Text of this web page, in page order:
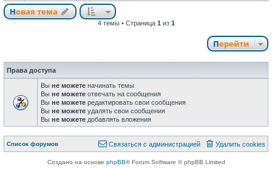
Новая тема
Новаятема
4 темы • Страница 1 из 1
Перейти
Права доступа
Вы не можете начинать темы
Вы не можете отвечать на сообщения
Вы не можете редактировать свои сообщения
Вы не можете удалять свои сообщения
Вы не можете добавлять вложения
Список форумов Удалить cookies
Связаться с
Связаться с администрацией
Создано на основе phpBB® Forum Software © phpBB Limited